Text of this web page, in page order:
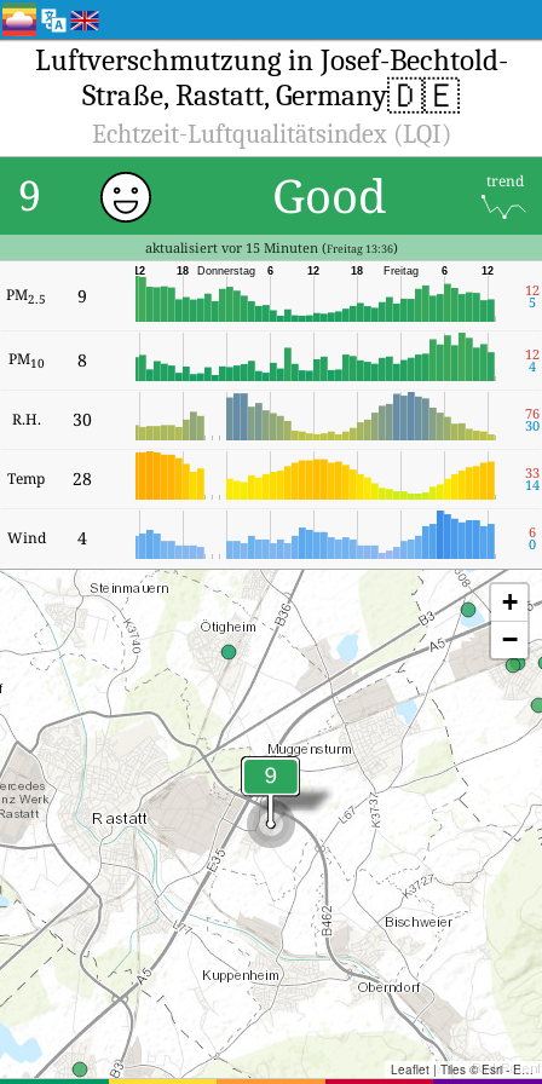
Luftverschmutzung in Josef-Bechtold-
Straße, Rastatt, Germany🇩🇪
Echtzeit-Luftqualitätsindex (LQI)
9 Good trend
aktualisiert vor 15 Minuten (Freitag 13:36)
PM2.5 9
12
6
Freitag
18
12
6
Donnerstag
18
12
12
5
PM10 8 12
4
R.H. 30 76
30
Temp 28 33
14
Wind 4 6
0
+
−
Leaflet | Tiles © Esri - Esri, DeLorme, NAVTEQ, TomTom, Intermap, iPC, USGS, FAO, NPS, NRCAN, GeoBase, Kadaster NL, Ordnance Survey, Esri Japan, METI, Esri China (Hong Kong), and the GIS User Community